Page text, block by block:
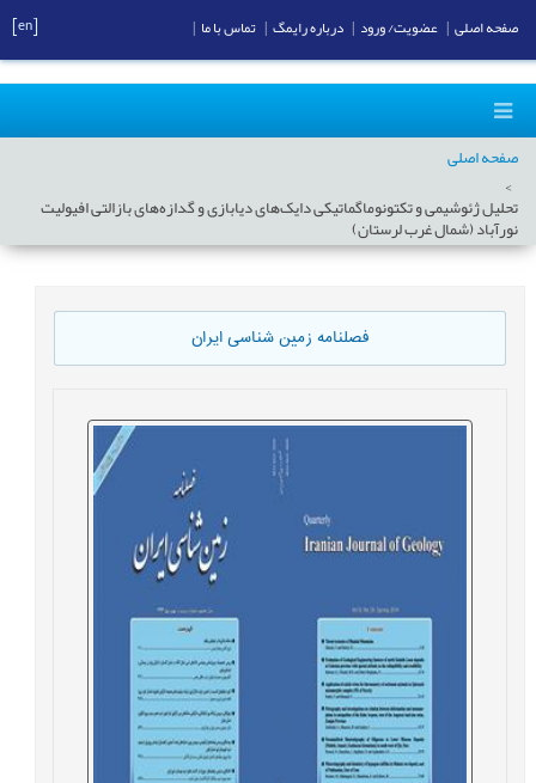
صفحه اصلی
تحلیل ژئوشیمی و تکتونوماگماتیکی دایک‌های دیابازی و گدازه‌های بازالتی افیولیت
نورآباد (شمال غرب لرستان)
فصلنامه زمین شناسی ایران
صفحه اصلی عضویت/ ورود درباره رایمگ تماس با ما